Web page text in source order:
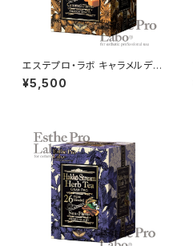
エステプロ・ラボ キャラメルデト
ックハーブティーグランプロ 30
包
¥5,500